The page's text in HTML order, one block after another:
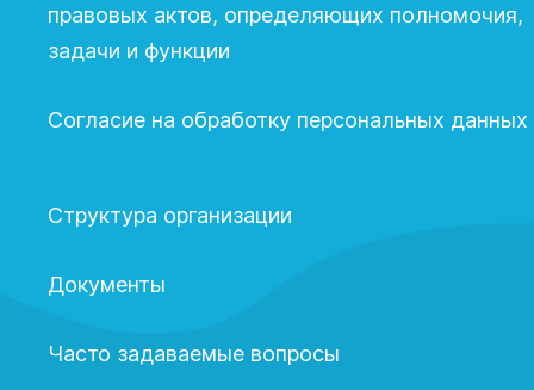
правовых актов, определяющих полномочия,
задачи и функции
Согласие на обработку персональных данных
Структура организации
Документы
Часто задаваемые вопросы